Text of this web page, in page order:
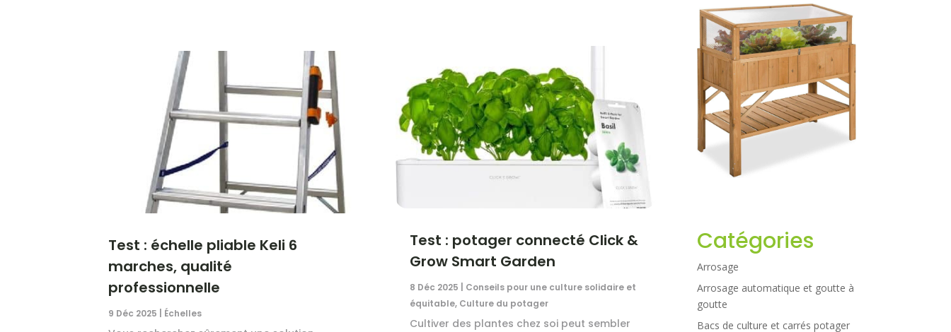
Test : échelle pliable Keli 6
marches, qualité
professionnelle
9 Déc 2025 Échelles
Test : potager connecté Click &
Grow Smart Garden
8 Déc 2025
Conseils pour une culture solidaire et
équitable, Culture du potager
Cultiver des plantes chez soi peut sembler
Catégories
Arrosage
Arrosage automatique et goutte à
goutte
Bacs de culture et carrés potager